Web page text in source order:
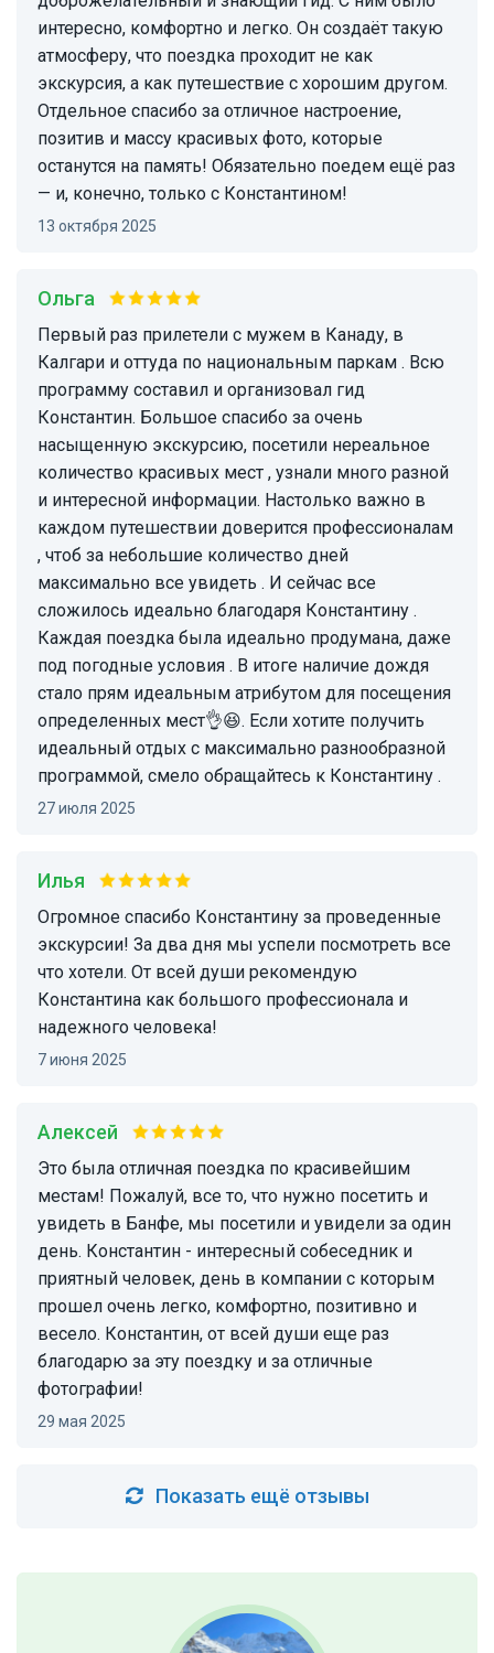
интересно, комфортно и легко. Он создаёт такую
атмосферу, что поездка проходит не как
экскурсия, а как путешествие с хорошим другом.
Отдельное спасибо за отличное настроение,
позитив и массу красивых фото, которые
останутся на память! Обязательно поедем ещё раз
— и, конечно, только с Константином!
13 октября 2025
Ольга
Первый раз прилетели с мужем в Канаду, в
Калгари и оттуда по национальным паркам . Всю
программу составил и организовал гид
Константин. Большое спасибо за очень
насыщенную экскурсию, посетили нереальное
количество красивых мест , узнали много разной
и интересной информации. Настолько важно в
каждом путешествии доверится профессионалам
, чтоб за небольшие количество дней
максимально все увидеть . И сейчас все
сложилось идеально благодаря Константину .
Каждая поездка была идеально продумана, даже
под погодные условия . В итоге наличие дождя
стало прям идеальным атрибутом для посещения
определенных мест👌😆. Если хотите получить
идеальный отдых с максимально разнообразной
программой, смело обращайтесь к Константину .
27 июля 2025
Илья
Огромное спасибо Константину за проведенные
экскурсии! За два дня мы успели посмотреть все
что хотели. От всей души рекомендую
Константина как большого профессионала и
надежного человека!
7 июня 2025
Алексей
Это была отличная поездка по красивейшим
местам! Пожалуй, все то, что нужно посетить и
увидеть в Банфе, мы посетили и увидели за один
день. Константин - интересный собеседник и
приятный человек, день в компании с которым
прошел очень легко, комфортно, позитивно и
весело. Константин, от всей души еще раз
благодарю за эту поездку и за отличные
фотографии!
29 мая 2025
Показать ещё отзывы